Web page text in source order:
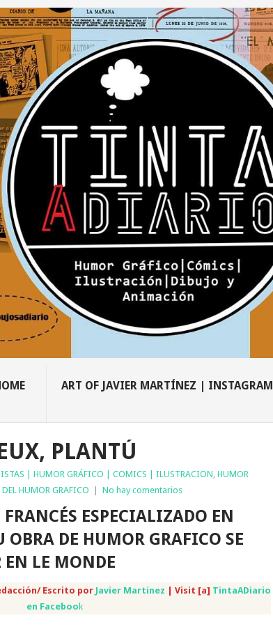
ART OF JAVIER MARTÍNEZ | INSTAGRAM
PLANTÚ
| HUMOR GRÁFICO | COMICS | ILUSTRACION HUMOR
HUMOR GRAFICO | No hay comentarios
ESPECIALIZADO EN
DE HUMOR GRAFICO SE
EN LE MONDE
Escrito por Javier Martínez | Visit [a] TintaADiario
en Facebook